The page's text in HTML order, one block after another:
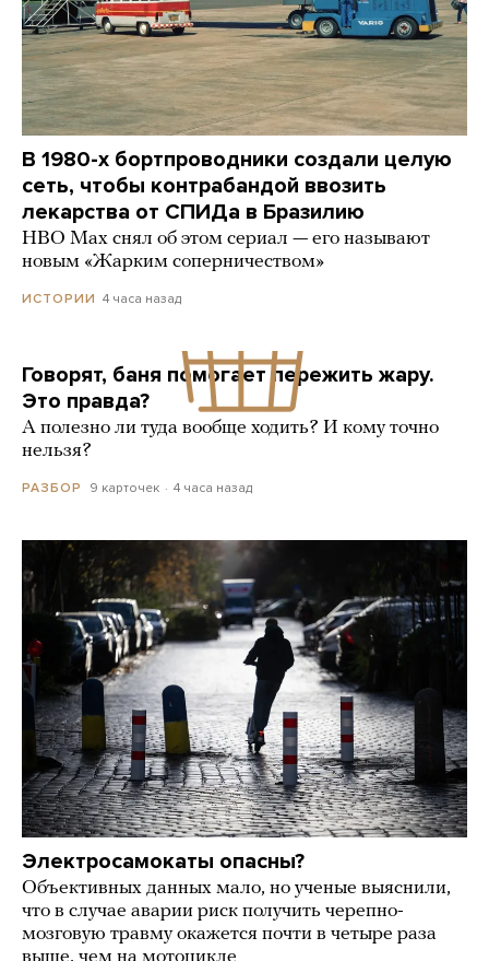
В 1980-х бортпроводники создали целую
сеть, чтобы контрабандой ввозить
лекарства от СПИДа в Бразилию
HBO Max снял об этом сериал — его называют
новым «Жарким соперничеством»
ИСТОРИИ 4 часа назад
Говорят, баня помогает пережить жару.
Это правда?
А полезно ли туда вообще ходить? И кому точно
нельзя?
РАЗБОР 9 карточек 4 часа назад
Электросамокаты опасны?
Объективных данных мало, но ученые выяснили,
что в случае аварии риск получить черепно-
мозговую травму окажется почти в четыре раза